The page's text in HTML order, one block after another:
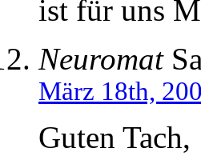
ist für uns
Neuromat
März 18th,
Guten Tach,